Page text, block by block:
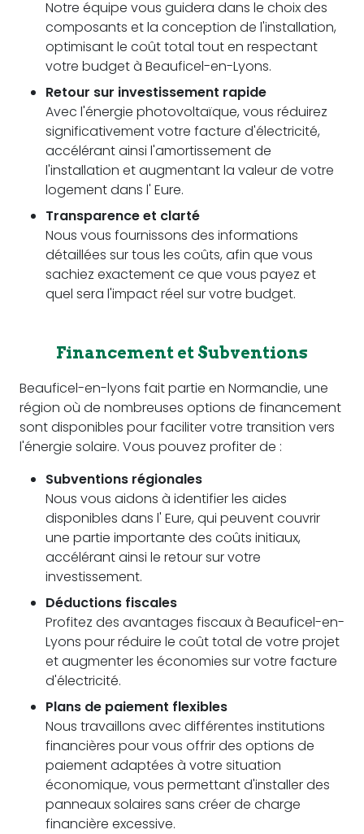
Notre équipe vous guidera dans le choix des
composants et la conception de l'installation,
optimisant le coût total tout en respectant
votre budget à Beauficel-en-Lyons.
Retour sur investissement rapide
Avec l'énergie photovoltaïque, vous réduirez
significativement votre facture d'électricité,
accélérant ainsi l'amortissement de
l'installation et augmentant la valeur de votre
logement dans l' Eure.
Transparence et clarté
Nous vous fournissons des informations
détaillées sur tous les coûts, afin que vous
sachiez exactement ce que vous payez et
quel sera l'impact réel sur votre budget.
Financement et Subventions
Beauficel-en-lyons fait partie en Normandie, une
région où de nombreuses options de financement
sont disponibles pour faciliter votre transition vers
l'énergie solaire. Vous pouvez profiter de :
Subventions régionales
Nous vous aidons à identifier les aides
disponibles dans l' Eure, qui peuvent couvrir
une partie importante des coûts initiaux,
accélérant ainsi le retour sur votre
investissement.
Déductions fiscales
Profitez des avantages fiscaux à Beauficel-en-
Lyons pour réduire le coût total de votre projet
et augmenter les économies sur votre facture
d'électricité.
Plans de paiement flexibles
Nous travaillons avec différentes institutions
financières pour vous offrir des options de
paiement adaptées à votre situation
économique, vous permettant d'installer des
panneaux solaires sans créer de charge
financière excessive.